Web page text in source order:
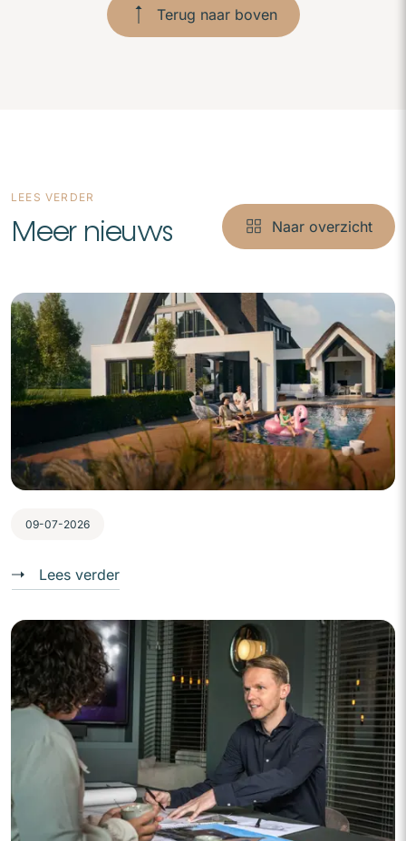
Terug naar boven
LEES VERDER
Meer nieuws Naar overzicht
09-07-2026
Lees verder